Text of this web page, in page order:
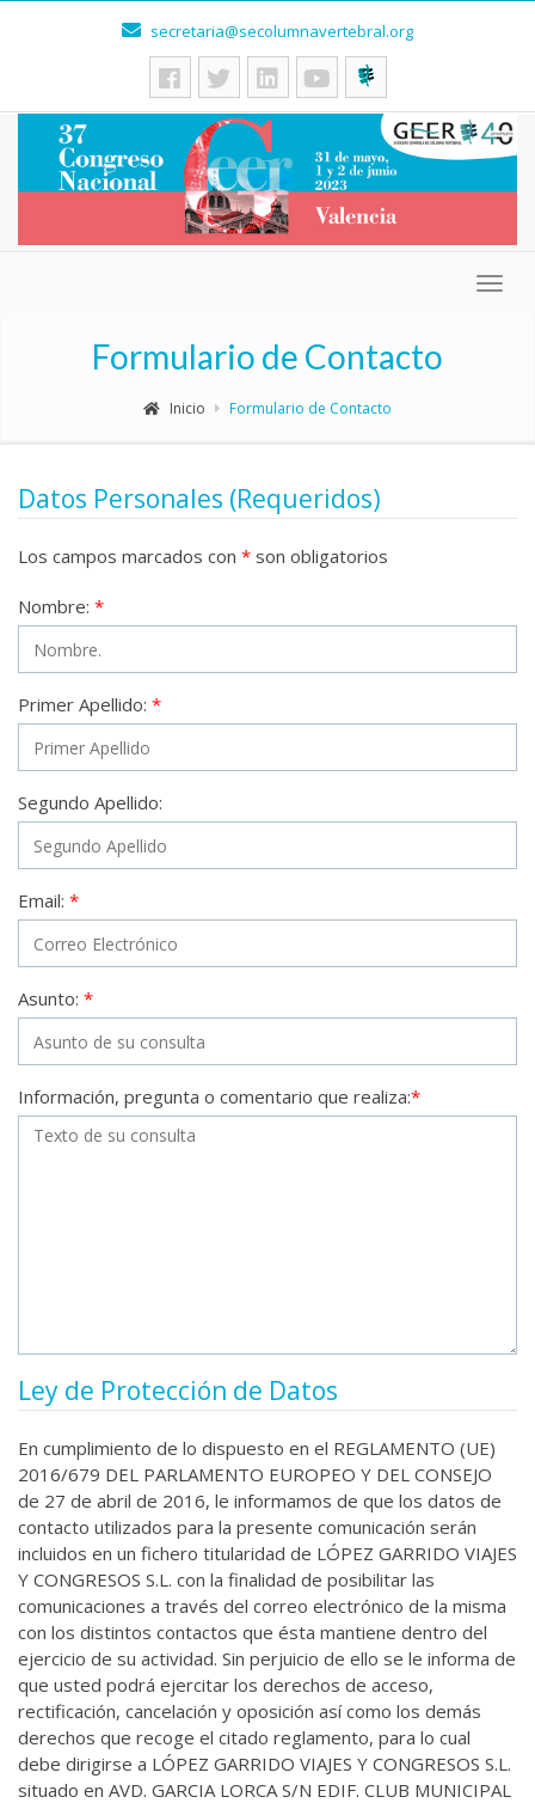
secretaria@secolumnavertebral.org
Formulario de Contacto
Inicio Formulario de Contacto
Datos Personales (Requeridos)
Los campos marcados con * son obligatorios
Nombre: *
Primer Apellido: *
Segundo Apellido:
Email: *
Asunto: *
Información, pregunta o comentario que realiza:*
Ley de Protección de Datos
En cumplimiento de lo dispuesto en el REGLAMENTO (UE)
2016/679 DEL PARLAMENTO EUROPEO Y DEL CONSEJO
de 27 de abril de 2016, le informamos de que los datos de
contacto utilizados para la presente comunicación serán
incluidos en un fichero titularidad de LÓPEZ GARRIDO VIAJES
Y CONGRESOS S.L. con la finalidad de posibilitar las
comunicaciones a través del correo electrónico de la misma
con los distintos contactos que ésta mantiene dentro del
ejercicio de su actividad. Sin perjuicio de ello se le informa de
que usted podrá ejercitar los derechos de acceso,
rectificación, cancelación y oposición así como los demás
derechos que recoge el citado reglamento, para lo cual
debe dirigirse a LÓPEZ GARRIDO VIAJES Y CONGRESOS S.L.
situado en AVD. GARCIA LORCA S/N EDIF. CLUB MUNICIPAL